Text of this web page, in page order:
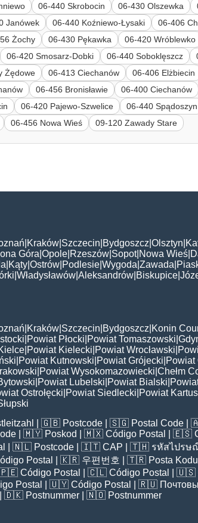
06-440 Skrobocin 06-430 Olszewka
Janówek 06-440 Koźniewo-Łysaki 06-406
Żochy 06-430 Pękawka 06-420 Wróblewko
06-420 Smosarz-Dobki 06-440 Soboklęszcz
Żędowe 06-413 Ciechanów 06-406 Elżbiecin
06-456 Bronisławie 06-400 Ciechanów
06-420 Pajewo-Szwelice 06-440 Spądoszyn
06-456 Nowa Wieś 09-120 Zawady Stare
Kraków Szczecin Bydgoszcz Olsztyn
Góra Opole Rzeszów Sopot| Nowa Wieś
Kąty Ostrów Podlesie Wygoda Zawada
Władysławów Aleksandrów Biskupice
Kraków Szczecin Bydgoszcz Konin
Powiat Płocki Powiat Tomaszowski
Powiat Kielecki Powiat Wrocławski
Powiat Kutnowski Powiat Grójecki Powiat
Powiat Wysokomazowiecki Chełm
Powiat Lubelski Powiat Bialski
Ostrołęcki Powiat Siedlecki Powiat
| 🇬🇧 Postcode | 🇸🇬 Postal Code |
| 🇲🇾 Poskod | 🇲🇽 Código Postal | 🇪🇸
| 🇳🇱 Postcode | 🇮🇹 CAP | 🇹🇭 รหัสไปรษ
Postal | 🇰🇷 우편번호 | 🇹🇷 Posta Kodu
🇵🇪 Código Postal | 🇨🇱 Código Postal | 🇺🇸
Postal | 🇺🇾 Código Postal | 🇷🇺
| 🇩🇰 Postnummer | 🇳🇴 Postnummer